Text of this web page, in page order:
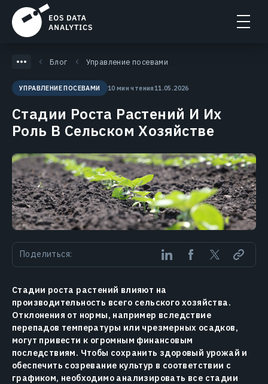
Блог Управление посевами
УПРАВЛЕНИЕ ПОСЕВАМИ 10 мин чтения11.05.2026
Стадии Роста Растений И Их
Роль В Сельском Хозяйстве
Поделиться:
Стадии роста растений влияют на
производительность всего сельского хозяйства.
Отклонения от нормы, например вследствие
перепадов температуры или чрезмерных осадков,
могут привести к огромным финансовым
последствиям. Чтобы сохранить здоровый урожай и
обеспечить созревание культур в соответствии с
графиком, необходимо анализировать все стадии